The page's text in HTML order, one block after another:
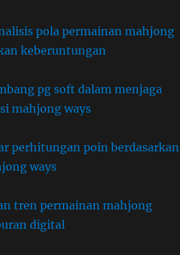
pola permainan mahjong
keberuntungan
pg soft dalam menjaga
mahjong ways
perhitungan poin berdasarkan
ways
tren permainan mahjong
digital